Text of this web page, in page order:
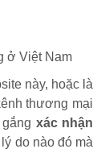
ở Việt Nam
này, hoặc là
thương mại
xác nhận
do nào đó mà